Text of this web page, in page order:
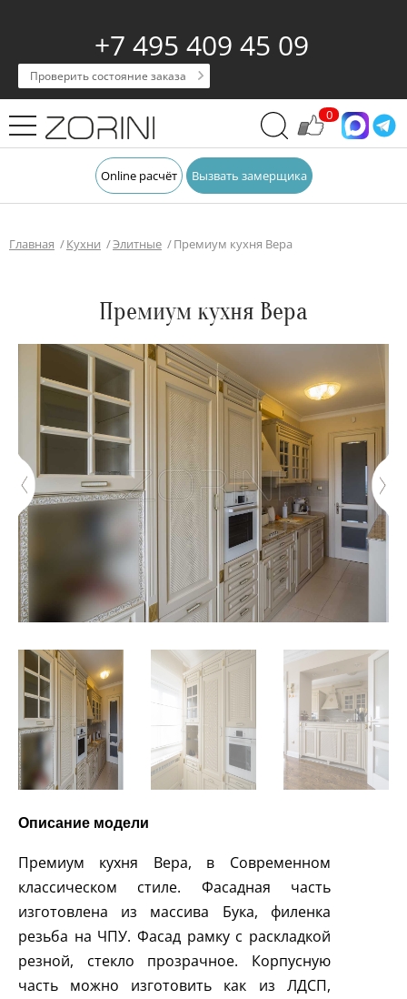
+7 495 409 45 09
Проверить состояние заказа
0
Online расчёт Вызвать замерщика
Главная Кухни Элитные Премиум кухня Вера
Премиум кухня Вера
Описание модели
Премиум кухня Вера, в Современном
классическом стиле. Фасадная часть
изготовлена из массива Бука, филенка
резьба на ЧПУ. Фасад рамку с раскладкой
резной, стекло прозрачное. Корпусную
часть можно изготовить как из ЛДСП,